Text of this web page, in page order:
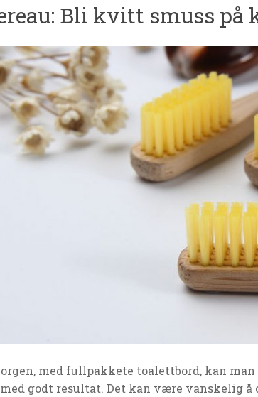
Bli kvitt smuss på
med fullpakkete toalettbord, kan
godt resultat. Det kan være vanskelig å